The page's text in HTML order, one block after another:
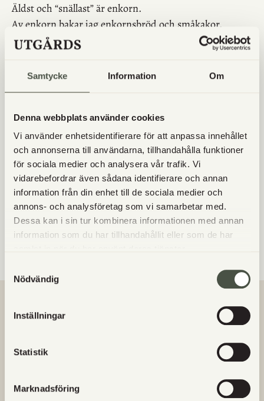
Samtycke Information Om
Denna webbplats använder cookies
Vi använder enhetsidentifierare för att anpassa innehållet
och annonserna till användarna, tillhandahålla funktioner
för sociala medier och analysera vår trafik. Vi
vidarebefordrar även sådana identifierare och annan
information från din enhet till de sociala medier och
annons- och analysföretag som vi samarbetar med.
Dessa kan i sin tur kombinera informationen med annan
information som du har tillhandahållit eller som de har
Nödvändig
Inställningar
Statistik
Marknadsföring
Äldst och “snällast” är enkorn.
Av enkorn bakar jag enkornsbröd och småkakor.
Det finns även produkter som pasta på svedjeråg och
hela kärnor på emmer kan du koka risgrynsgröt, göra
“risotto”, m.m.
Jag hoppas du som upplever att du mår bättre av att
inte äta gluten men saknar det vågar prova
kulturspannmål.
Bröd på surdeg, blötlägg kärnor, låt pannkakssmet stå
över natten och använd mer fullkornsmjöl!
Virvelmalet eller finmalet fullkorn får du egenskaper av
ett siktat mjöl men näring och smak från fullkorn.
Har du frågor försöker jag gärna svara på dem!
VANLIGA FRÅGOR
Finns det glutenfritt bröd/bakverk?
Vart kommer Utgårds kött från?